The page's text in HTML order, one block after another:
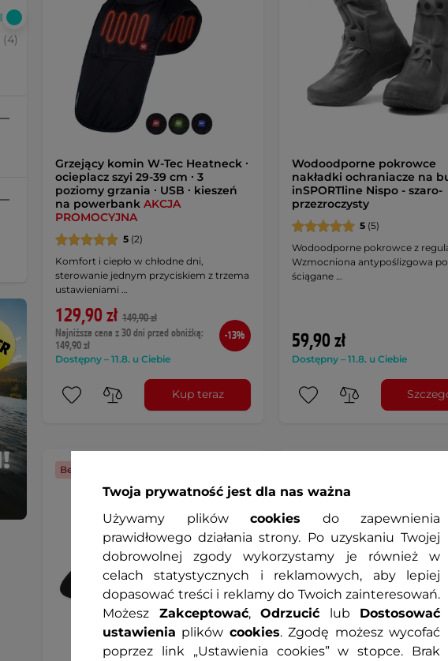
(4)
Grzejący komin W-Tec Heatneck ∙
ocieplacz szyi 29-39 cm ∙ 3
poziomy grzania ∙ USB ∙ kieszeń
na powerbank AKCJA
PROMOCYJNA
5 (2)
Komfort i ciepło w chłodne dni,
sterowanie jednym przyciskiem z trzema
ustawieniami …
129,90 zł 149,90 zł
Najniższa cena z 30 dni przed obniżką:
149,90 zł
Dostępny – 11.8. u Ciebie
-13%
Kup teraz
Wodoodporne pokrowce
nakładki ochraniacze na
inSPORTline Nispo - szaro-
przezroczysty
5(5)
Wodoodporne pokrowce z
Wzmocniona antypoślizgowa
ściągane …
59,90 zł
Dostępny – 11.8. u Ciebie
Bestseller
Twoja prywatność jest dla nas ważna
Używamy plików cookies do zapewnienia
prawidłowego działania strony. Po uzyskaniu Twojej
dobrowolnej zgody wykorzystamy je również w
celach statystycznych i reklamowych, aby lepiej
dopasować treści i reklamy do Twoich zainteresowań.
Możesz Zakceptować, Odrzucić lub Dostosować
ustawienia plików cookies. Zgodę możesz wycofać
poprzez link „Ustawienia cookies” w stopce. Brak